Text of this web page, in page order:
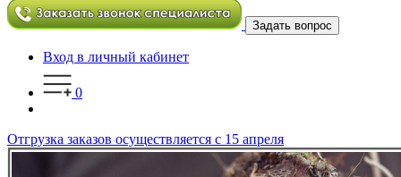
Задать вопрос
Вход в личный кабинет
0
Отгрузка заказов осуществляется с 15 апреля